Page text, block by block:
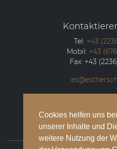
Cookies helfen uns
unserer Inhalte und
weitere Nutzung der
Tel: +43
Mobil: +43
Fax: +43
2340